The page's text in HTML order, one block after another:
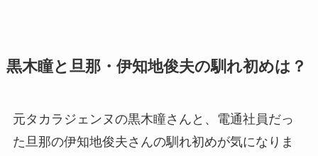
黒木瞳と旦那・伊知地俊夫の馴れ初めは？
元タカラジェンヌの黒木瞳さんと、電通社員だっ
た旦那の伊知地俊夫さんの馴れ初めが気になりま